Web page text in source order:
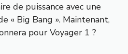
de puissance avec une
« Big Bang ». Maintenant,
pour Voyager 1 ?